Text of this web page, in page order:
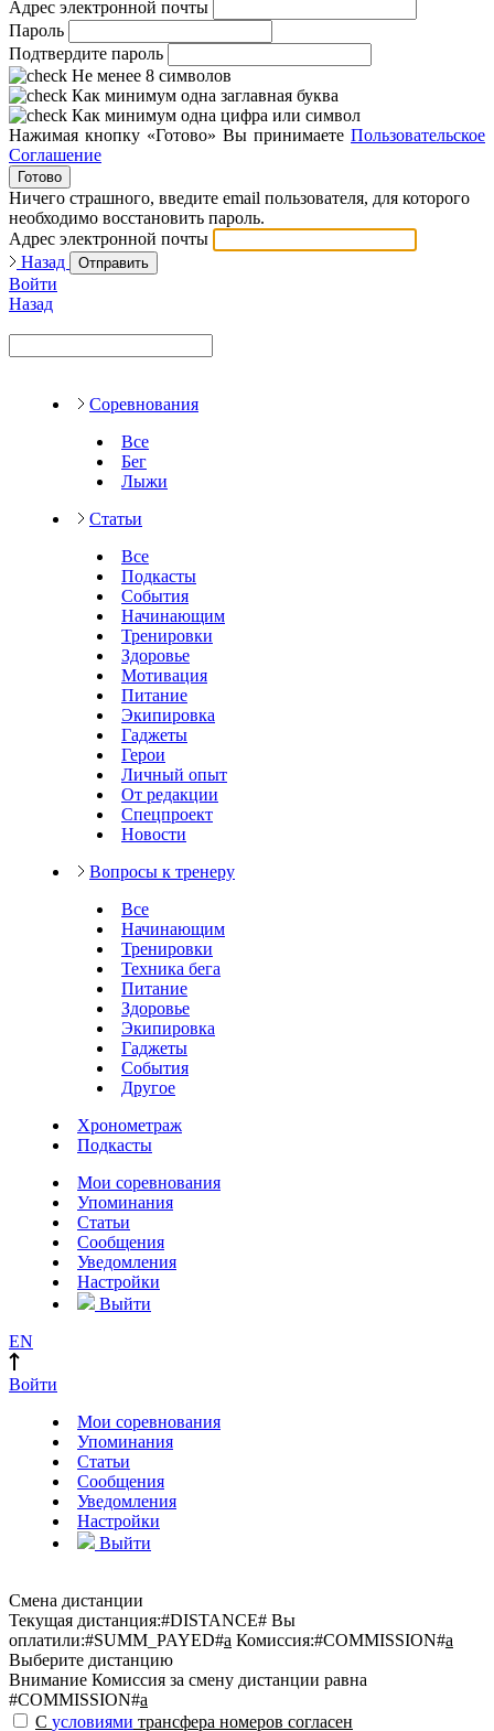
Адрес электронной почты
Пароль
Подтвердите пароль
Не менее 8 символов
Как минимум одна заглавная буква
Как минимум одна цифра или символ
Нажимая кнопку «Готово» Вы принимаете Пользовательское
Соглашение
Готово
Ничего страшного, введите email пользователя, для которого
необходимо восстановить пароль.
Адрес электронной почты
Назад
Отправить
Войти
Назад
Соревнования
Все
Бег
Лыжи
Статьи
Все
Подкасты
События
Начинающим
Тренировки
Здоровье
Мотивация
Питание
Экипировка
Гаджеты
Герои
Личный опыт
От редакции
Спецпроект
Новости
Вопросы к тренеру
Все
Начинающим
Тренировки
Техника бега
Питание
Здоровье
Экипировка
Гаджеты
События
Другое
Хронометраж
Подкасты
Мои соревнования
Упоминания
Статьи
Сообщения
Уведомления
Настройки
Выйти
EN
Войти
Мои соревнования
Упоминания
Статьи
Сообщения
Уведомления
Настройки
Выйти
Смена дистанции
Текущая дистанция:#DISTANCE# Вы
оплатили:#SUMM_PAYED#a Комиссия:#COMMISSION#a
Выберите дистанцию
Внимание Комиссия за смену дистанции равна
#COMMISSION#a
С условиями трансфера номеров согласен